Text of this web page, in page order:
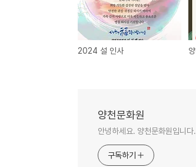
2024 설 인사
양천문화원
안녕하세요. 양천문화원입니다.
구독하기